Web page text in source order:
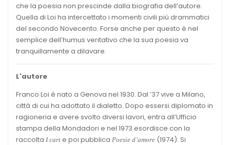
che la poesia non prescinde dalla biografia dell’autore.
Quella di Loi ha intercettato i momenti civili più drammatici
del secondo Novecento. Forse anche per questo è nel
semplice dell’humus veritativo che la sua poesia va
tranquillamente a dilavare.
L'autore
Franco Loi è nato a Genova nel 1930. Dal ’37 vive a Milano,
città di cui ha adottato il dialetto. Dopo essersi diplomato in
ragioneria e avere svolto diversi lavori, entra all’Ufficio
stampa della Mondadori e nel 1973 esordisce con la
raccolta I cart e poi pubblica Poesie d’amore (1974). Si